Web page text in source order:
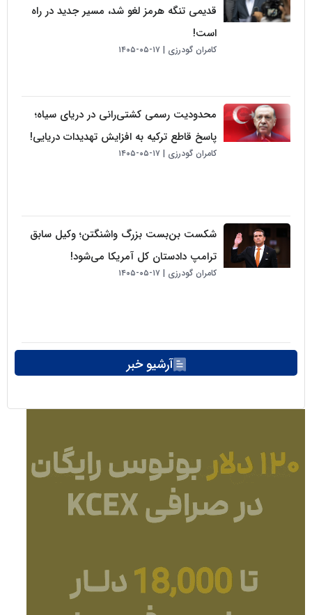
قدیمی تنگه هرمز لغو شد، مسیر جدید در راه
کامران گودرزی ۱۷-۰۵-۱۴۰۵
محدودیت رسمی کشتی‌رانی در دریای سیاه؛
پاسخ قاطع ترکیه به افزایش تهدیدات دریایی!
کامران گودرزی ۱۷-۰۵-۱۴۰۵
شکست بن‌بست بزرگ واشنگتن؛ وکیل سابق
ترامپ دادستان کل آمریکا می‌شود!
کامران گودرزی ۱۷-۰۵-۱۴۰۵
آرشیو خبر